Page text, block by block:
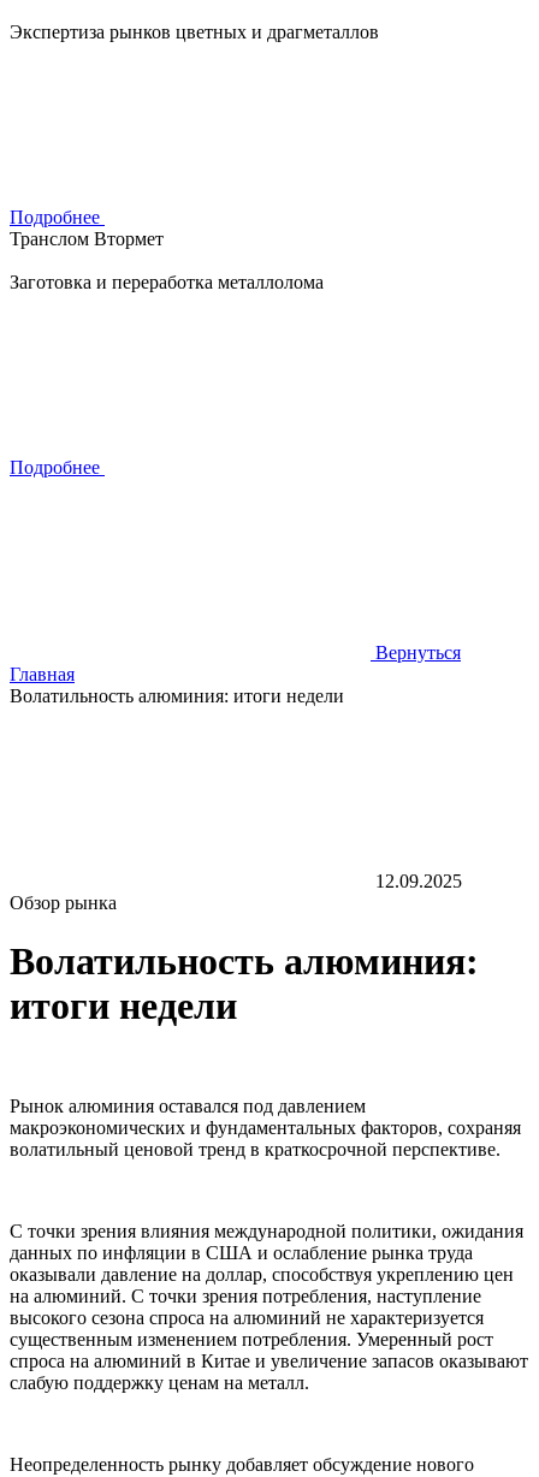
Экспертиза рынков цветных и драгметаллов
Подробнее
Транслом Втормет
Заготовка и переработка металлолома
Подробнее
Вернуться
Главная
Волатильность алюминия: итоги недели
12.09.2025
Обзор рынка
Волатильность алюминия:
итоги недели
Рынок алюминия оставался под давлением
макроэкономических и фундаментальных факторов, сохраняя
волатильный ценовой тренд в краткосрочной перспективе.
С точки зрения влияния международной политики, ожидания
данных по инфляции в США и ослабление рынка труда
оказывали давление на доллар, способствуя укреплению цен
на алюминий. С точки зрения потребления, наступление
высокого сезона спроса на алюминий не характеризуется
существенным изменением потребления. Умеренный рост
спроса на алюминий в Китае и увеличение запасов оказывают
слабую поддержку ценам на металл.
Неопределенность рынку добавляет обсуждение нового